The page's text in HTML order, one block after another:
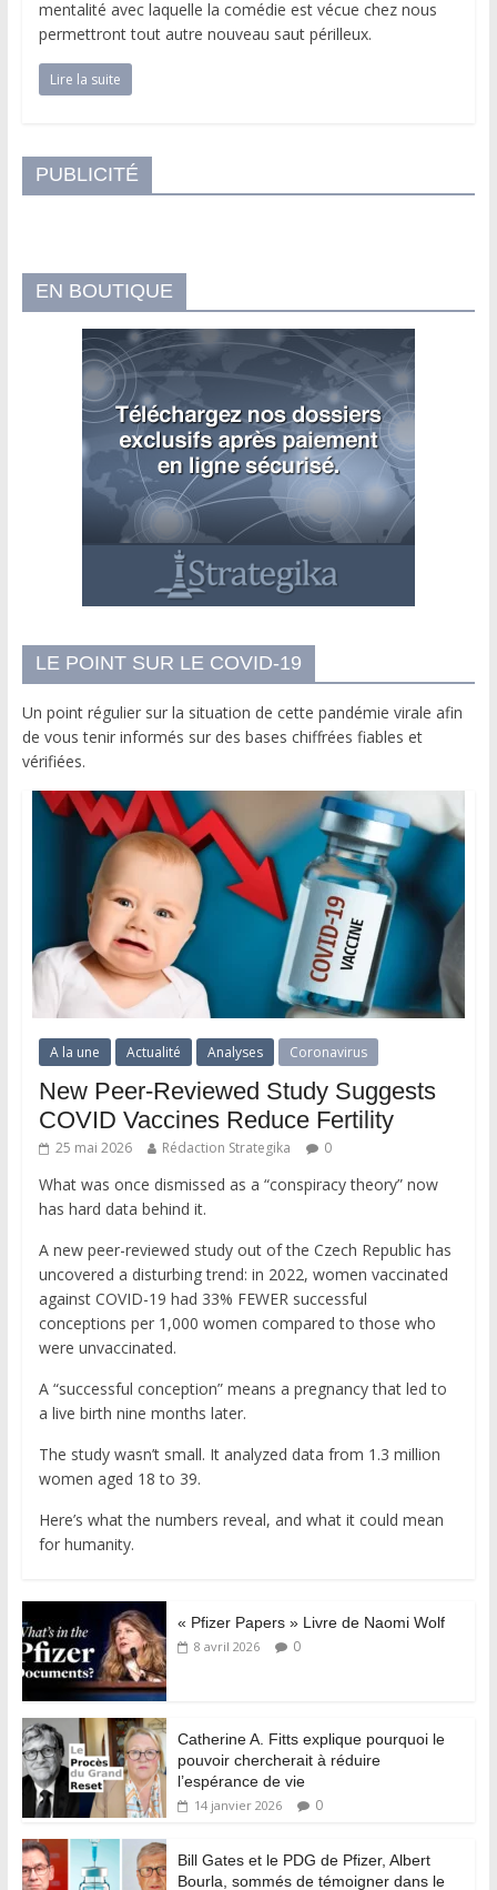
mentalité avec laquelle la comédie est vécue chez nous
permettront tout autre nouveau saut périlleux.
Lire la suite
PUBLICITÉ
EN BOUTIQUE
LE POINT SUR LE COVID-19
Un point régulier sur la situation de cette pandémie virale afin
de vous tenir informés sur des bases chiffrées fiables et
vérifiées.
A la une Actualité Analyses Coronavirus
New Peer-Reviewed Study Suggests
COVID Vaccines Reduce Fertility
25 mai 2026 Rédaction Strategika 0
What was once dismissed as a “conspiracy theory” now
has hard data behind it.
A new peer-reviewed study out of the Czech Republic has
uncovered a disturbing trend: in 2022, women vaccinated
against COVID-19 had 33% FEWER successful
conceptions per 1,000 women compared to those who
were unvaccinated.
A “successful conception” means a pregnancy that led to
a live birth nine months later.
The study wasn’t small. It analyzed data from 1.3 million
women aged 18 to 39.
Here’s what the numbers reveal, and what it could mean
for humanity.
« Pfizer Papers » Livre de Naomi Wolf
8 avril 2026 0
Catherine A. Fitts explique pourquoi le
pouvoir chercherait à réduire
l’espérance de vie
14 janvier 2026 0
Bill Gates et le PDG de Pfizer, Albert
Bourla, sommés de témoigner dans le